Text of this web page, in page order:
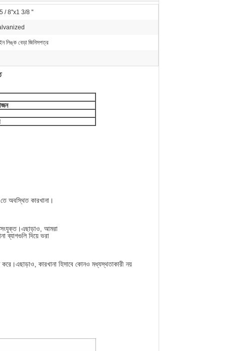
/ 8''x1 3/8 ''
লিঙ্ক বেড়া জিনিসপত্র
অবস্থিত কারখানা।
সংযুক্ত।এছাড়াও, আমরা
ব্যাগগুলি দিয়ে ভরা
কারখানা হিসাবে কোনও মধ্যস্থতাকারী নয়